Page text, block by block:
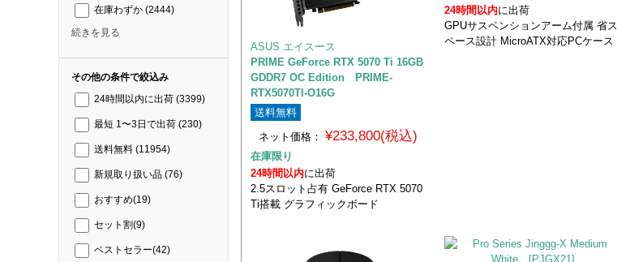
在庫わずか (2444)
続きを見る
その他の条件で絞込み
24時間以内に出荷 (3399)
最短 1〜3日で出荷 (230)
送料無料 (11954)
新規取り扱い品 (76)
おすすめ(19)
セット割(9)
ベストセラー(42)
ASUS エイスース
PRIME GeForce RTX 5070 Ti 16GB
GDDR7 OC Edition PRIME-
RTX5070TI-O16G
送料無料
ネット価格： ¥233,800(税込)
在庫限り
24時間以内に出荷
2.5スロット占有 GeForce RTX 5070
Ti搭載 グラフィックボード
24時間以内に出荷
GPUサスペンションアーム付属 省ス
ペース設計 MicroATX対応PCケース